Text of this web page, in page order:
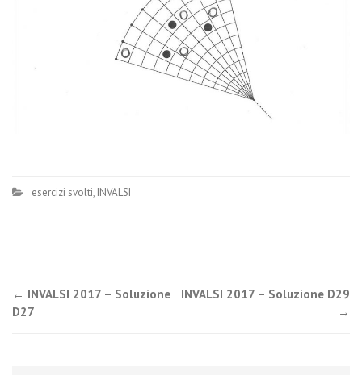
esercizi svolti, INVALSI
Post
navigation
← INVALSI 2017 – Soluzione
D27
INVALSI 2017 – Soluzione D29
→